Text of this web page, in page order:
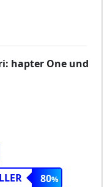
hapter One und
80